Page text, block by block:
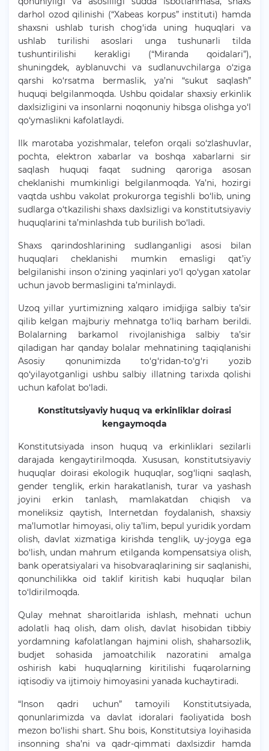
darhol ozod qilinishi (“Xabeas korpus” instituti) hamda
shaxsni ushlab turish chog‘ida uning huquqlari va
ushlab turilishi asoslari unga tushunarli tilda
tushuntirilishi kerakligi (“Miranda qoidalari”),
shuningdek, ayblanuvchi va sudlanuvchilarga o‘ziga
qarshi ko‘rsatma bermaslik, ya’ni “sukut saqlash”
huquqi belgilanmoqda. Ushbu qoidalar shaxsiy erkinlik
daxlsizligini va insonlarni noqonuniy hibsga olishga yo‘l
qo‘ymaslikni kafolatlaydi.
Ilk marotaba yozishmalar, telefon orqali so‘zlashuvlar,
pochta, elektron xabarlar va boshqa xabarlarni sir
saqlash huquqi faqat sudning qaroriga asosan
cheklanishi mumkinligi belgilanmoqda. Ya’ni, hozirgi
vaqtda ushbu vakolat prokurorga tegishli bo‘lib, uning
sudlarga o‘tkazilishi shaxs daxlsizligi va konstitutsiyaviy
huquqlarini ta’minlashda tub burilish bo‘ladi.
Shaxs qarindoshlarining sudlanganligi asosi bilan
huquqlari cheklanishi mumkin emasligi qat’iy
belgilanishi inson o‘zining yaqinlari yo‘l qo‘ygan xatolar
uchun javob bermasligini ta’minlaydi.
Uzoq yillar yurtimizning xalqaro imidjiga salbiy ta’sir
qilib kelgan majburiy mehnatga to‘liq barham berildi.
Bolalarning barkamol rivojlanishiga salbiy ta’sir
qiladigan har qanday bolalar mehnatining taqiqlanishi
Asosiy qonunimizda to‘g‘ridan-to‘g‘ri yozib
qo‘yilayotganligi ushbu salbiy illatning tarixda qolishi
uchun kafolat bo‘ladi.
Konstitutsiyaviy huquq va erkinliklar doirasi
kengaymoqda
Konstitutsiyada inson huquq va erkinliklari sezilarli
darajada kengaytirilmoqda. Xususan, konstitutsiyaviy
huquqlar doirasi ekologik huquqlar, sog‘liqni saqlash,
gender tenglik, erkin harakatlanish, turar va yashash
joyini erkin tanlash, mamlakatdan chiqish va
moneliksiz qaytish, Internetdan foydalanish, shaxsiy
ma’lumotlar himoyasi, oliy ta’lim, bepul yuridik yordam
olish, davlat xizmatiga kirishda tenglik, uy-joyga ega
bo‘lish, undan mahrum etilganda kompensatsiya olish,
bank operatsiyalari va hisobvaraqlarining sir saqlanishi,
qonunchilikka oid taklif kiritish kabi huquqlar bilan
to‘ldirilmoqda.
Qulay mehnat sharoitlarida ishlash, mehnati uchun
adolatli haq olish, dam olish, davlat hisobidan tibbiy
yordamning kafolatlangan hajmini olish, shaharsozlik,
budjet sohasida jamoatchilik nazoratini amalga
oshirish kabi huquqlarning kiritilishi fuqarolarning
iqtisodiy va ijtimoiy himoyasini yanada kuchaytiradi.
“Inson qadri uchun” tamoyili Konstitutsiyada,
qonunlarimizda va davlat idoralari faoliyatida bosh
mezon bo‘lishi shart. Shu bois, Konstitutsiya loyihasida
insonning sha’ni va qadr-qimmati daxlsizdir hamda